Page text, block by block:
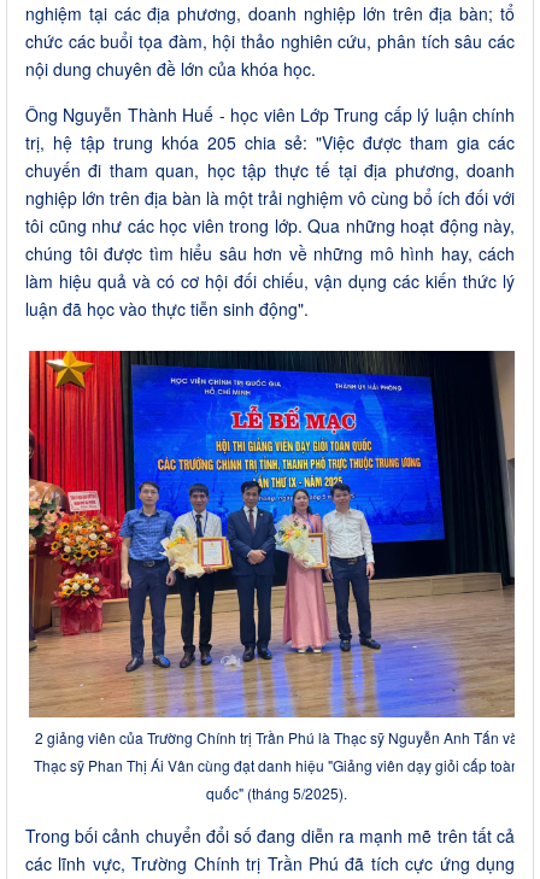
nghiệm tại các địa phương, doanh nghiệp lớn trên địa bàn; tổ
chức các buổi tọa đàm, hội thảo nghiên cứu, phân tích sâu các
nội dung chuyên đề lớn của khóa học.
Ông Nguyễn Thành Huế - học viên Lớp Trung cấp lý luận chính
trị, hệ tập trung khóa 205 chia sẻ: "Việc được tham gia các
chuyến đi tham quan, học tập thực tế tại địa phương, doanh
nghiệp lớn trên địa bàn là một trải nghiệm vô cùng bổ ích đối với
tôi cũng như các học viên trong lớp. Qua những hoạt động này,
chúng tôi được tìm hiểu sâu hơn về những mô hình hay, cách
làm hiệu quả và có cơ hội đối chiếu, vận dụng các kiến thức lý
luận đã học vào thực tiễn sinh động".
2 giảng viên của Trường Chính trị Trần Phú là Thạc sỹ Nguyễn Anh Tấn và
Thạc sỹ Phan Thị Ái Vân cùng đạt danh hiệu "Giảng viên dạy giỏi cấp toàn
quốc" (tháng 5/2025).
Trong bối cảnh chuyển đổi số đang diễn ra mạnh mẽ trên tất cả
các lĩnh vực, Trường Chính trị Trần Phú đã tích cực ứng dụng